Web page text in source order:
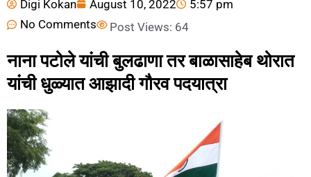
Digi Kokan August 10, 2022
5:57 pm
No Comments
Post Views: 64
नाना पटोले यांची बुलढाणा तर बाळासाहेब थोरात
यांची धुळ्यात आझादी गौरव पदयात्रा